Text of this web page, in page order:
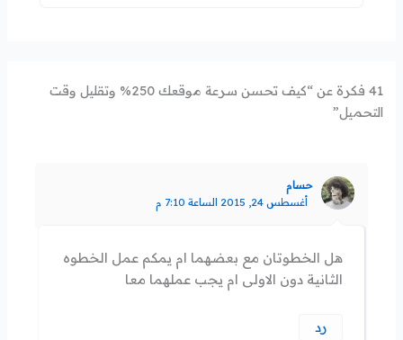
41 فكرة عن “كيف تحسن سرعة موقعك 250% وتقليل وقت
التحميل”
حسام
أغسطس 24, 2015 الساعة 7:10 م
هل الخطوتان مع بعضهما ام يمكم عمل الخطوه
الثانية دون الاولى ام يجب عملهما معا
رد